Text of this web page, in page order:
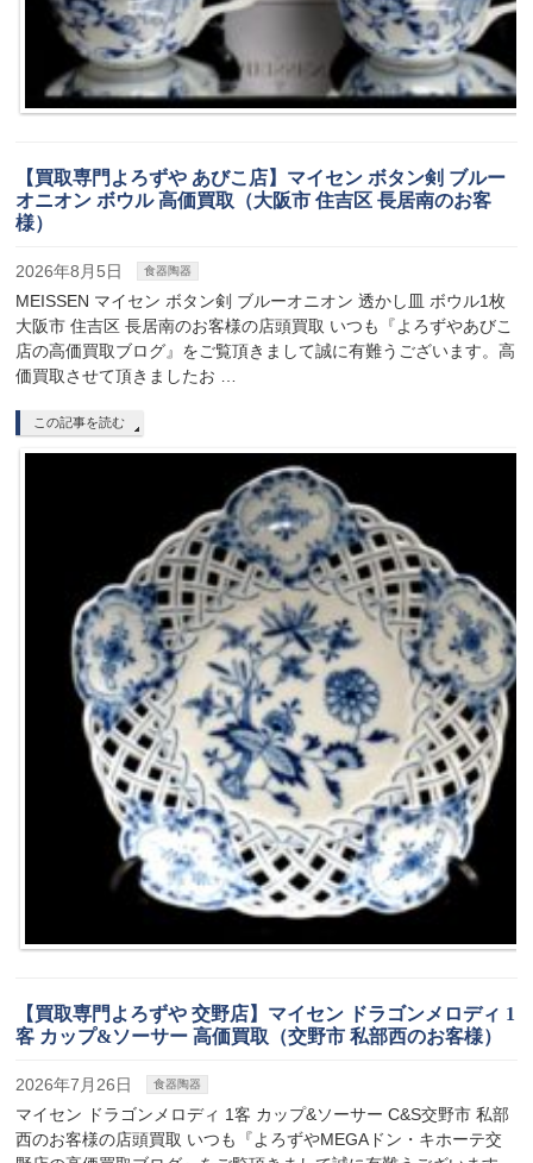
【買取専門よろずや あびこ店】マイセン ボタン剣 ブルー
オニオン ボウル 高価買取（大阪市 住吉区 長居南のお客
様）
2026年8月5日 食器陶器
MEISSEN マイセン ボタン剣 ブルーオニオン 透かし皿 ボウル1枚
大阪市 住吉区 長居南のお客様の店頭買取 いつも『よろずやあびこ
店の高価買取ブログ』をご覧頂きまして誠に有難うございます。高
価買取させて頂きましたお …
この記事を読む
【買取専門よろずや 交野店】マイセン ドラゴンメロディ 1
客 カップ&ソーサー 高価買取（交野市 私部西のお客様）
2026年7月26日 食器陶器
マイセン ドラゴンメロディ 1客 カップ&ソーサー C&S交野市 私部
西のお客様の店頭買取 いつも『よろずやMEGAドン・キホーテ交